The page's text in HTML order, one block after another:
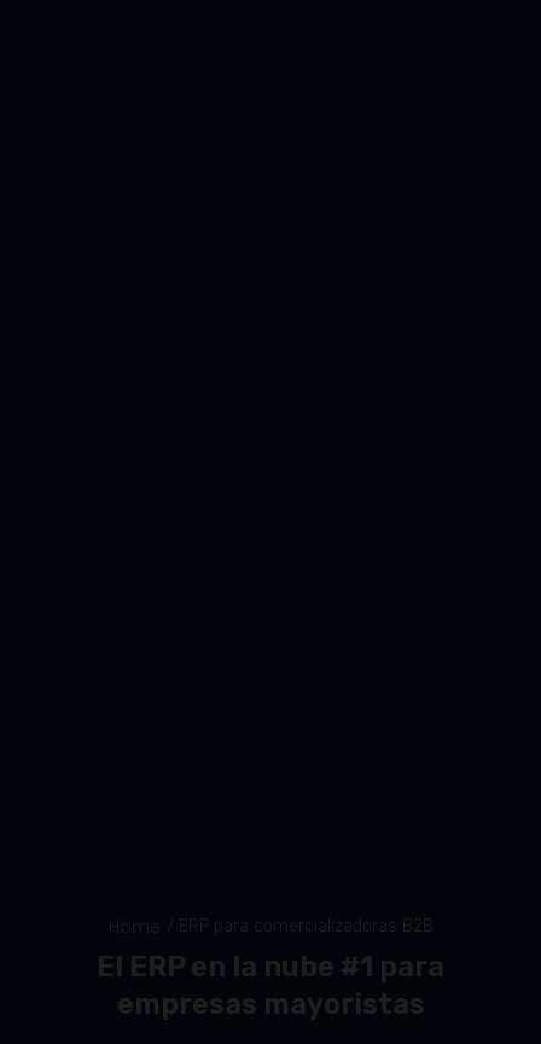
Home / ERP para comercializadoras B2B
El ERP en la nube #1 para
empresas mayoristas